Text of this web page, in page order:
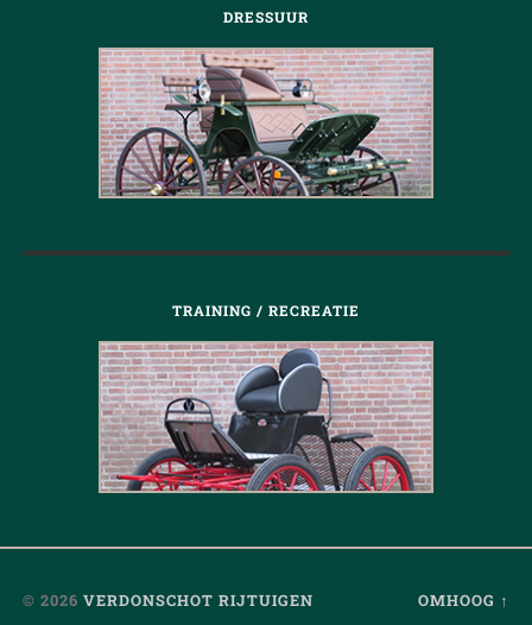
DRESSUUR
TRAINING / RECREATIE
© 2026 VERDONSCHOT RIJTUIGEN OMHOOG ↑